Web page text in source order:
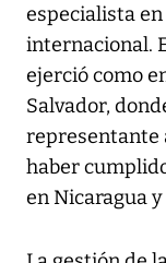
especialista
internacional.
ejerció como
Salvador,
representante
haber
en Nicaragua y